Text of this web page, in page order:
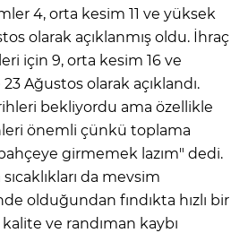
4, orta kesim 11 ve yüksek
olarak açıklanmış oldu. İhraç
için 9, orta kesim 16 ve
Ağustos olarak açıklandı.
bekliyordu ama özellikle
önemli çünkü toplama
girmemek lazım" dedi.
da mevsim
olduğundan fındıkta hızlı bir
ve randıman kaybı